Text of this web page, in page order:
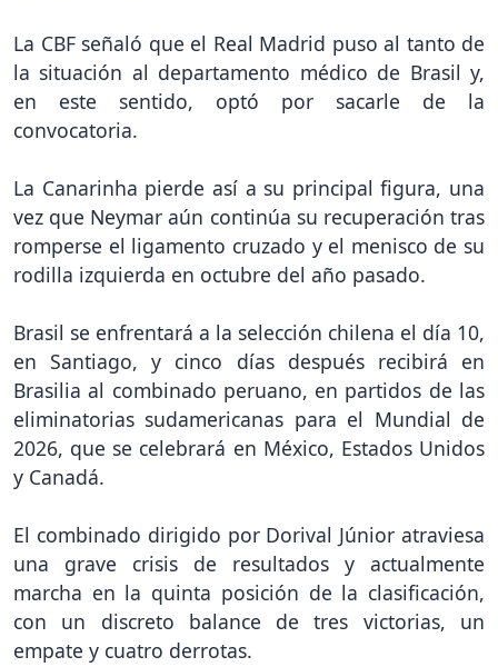
La CBF señaló que el Real Madrid puso al tanto de
la situación al departamento médico de Brasil y,
en este sentido, optó por sacarle de la
convocatoria.
La Canarinha pierde así a su principal figura, una
vez que Neymar aún continúa su recuperación tras
romperse el ligamento cruzado y el menisco de su
rodilla izquierda en octubre del año pasado.
Brasil se enfrentará a la selección chilena el día 10,
en Santiago, y cinco días después recibirá en
Brasilia al combinado peruano, en partidos de las
eliminatorias sudamericanas para el Mundial de
2026, que se celebrará en México, Estados Unidos
y Canadá.
El combinado dirigido por Dorival Júnior atraviesa
una grave crisis de resultados y actualmente
marcha en la quinta posición de la clasificación,
con un discreto balance de tres victorias, un
empate y cuatro derrotas.